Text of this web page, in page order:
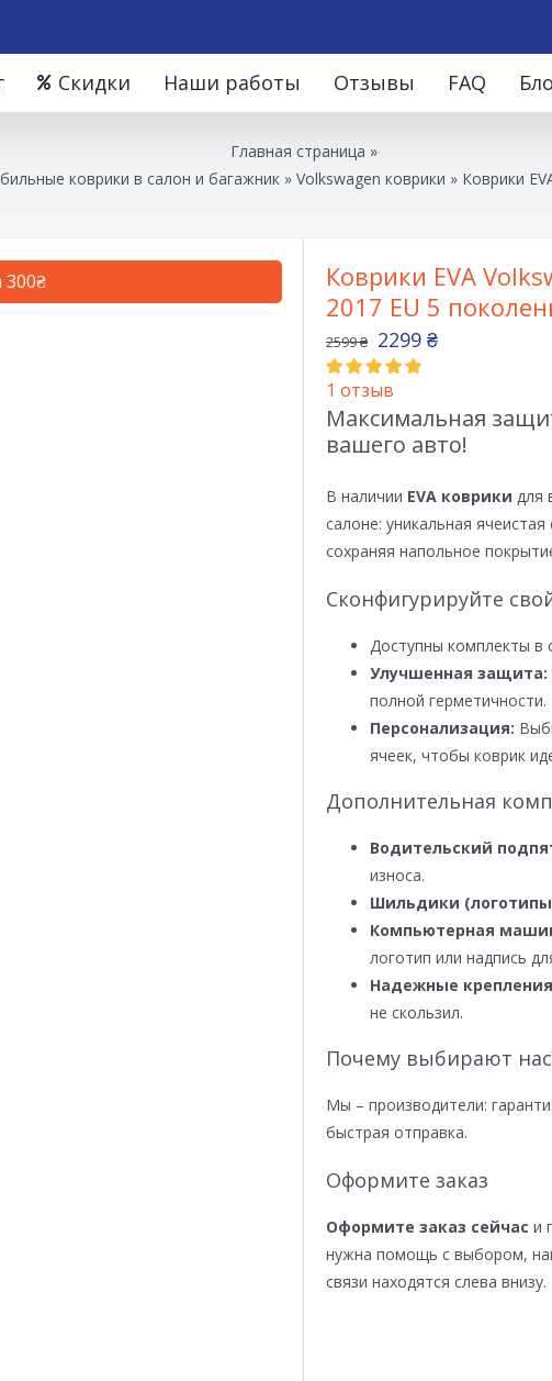
Скидки Наши работы Отзывы FAQ
Главная страница »
коврики в салон и багажник » Volkswagen коврики » Коврики
Коврики EVA
2017 EU 5
2599₴ 2299 ₴
1 отзыв
Максимальная
вашего авто!
В наличии EVA коврики для
салоне: уникальная
сохраняя напольное
Сконфигурируйте
Доступны комплекты в
Улучшенная защита:
полной герметичности.
Персонализация:
ячеек, чтобы коврик
Дополнительная
Водительский
износа.
Шильдики
Компьютерная
логотип или надпись
Надежные
не скользил.
Почему выбирают
Мы – производители:
быстрая отправка.
Оформите заказ
Оформите заказ сейчас и
нужна помощь с выбором,
связи находятся слева внизу.